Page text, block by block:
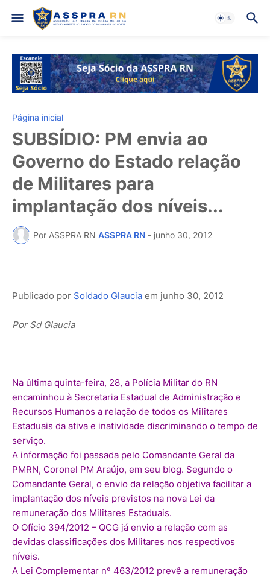
Página inicial
SUBSÍDIO: PM envia ao
Governo do Estado relação
de Militares para
implantação dos níveis...
Por ASSPRA RN ASSPRA RN - junho 30, 2012
Publicado por Soldado Glaucia em junho 30, 2012
Por Sd Glaucia
Na última quinta-feira, 28, a Polícia Militar do RN
encaminhou à Secretaria Estadual de Administração e
Recursos Humanos a relação de todos os Militares
Estaduais da ativa e inatividade discriminando o tempo de
serviço.
A informação foi passada pelo Comandante Geral da
PMRN, Coronel PM Araújo, em seu blog. Segundo o
Comandante Geral, o envio da relação objetiva facilitar a
implantação dos níveis previstos na nova Lei da
remuneração dos Militares Estaduais.
O Ofício 394/2012 – QCG já envio a relação com as
devidas classificações dos Militares nos respectivos
níveis.
A Lei Complementar nº 463/2012 prevê a remuneração